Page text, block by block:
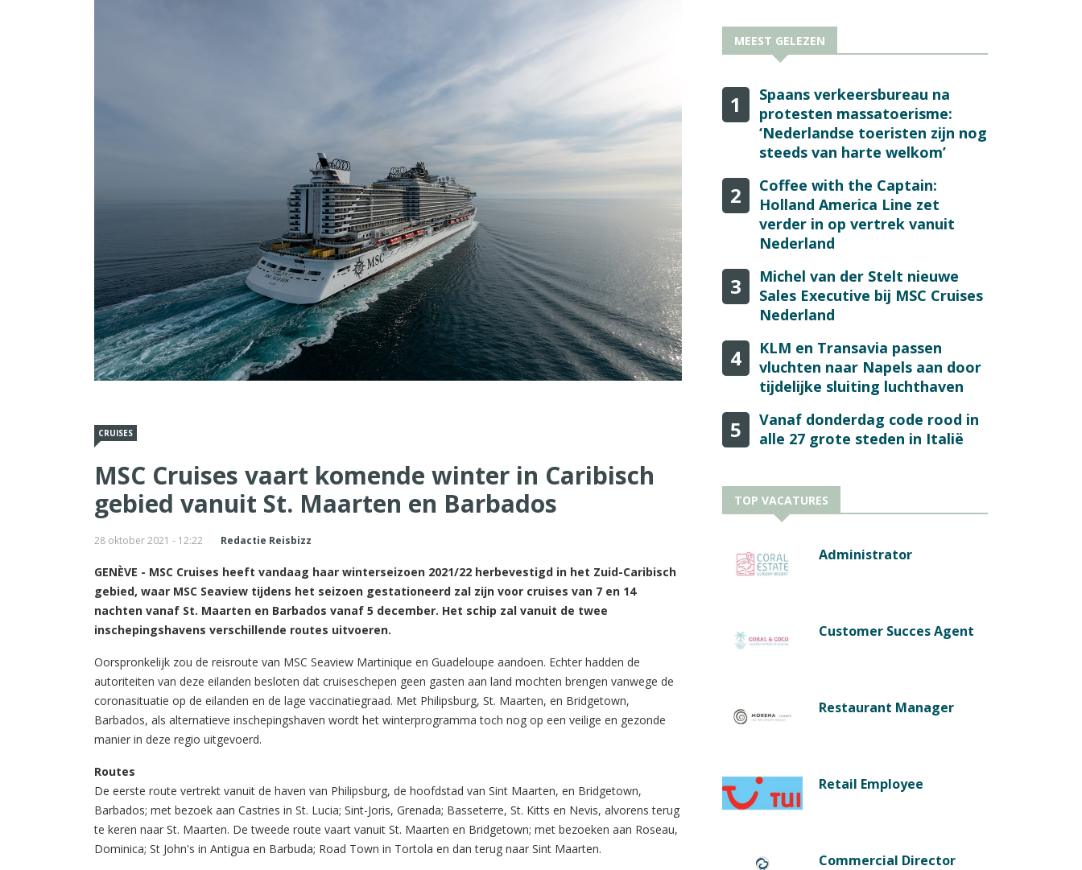
CRUISES
MSC Cruises vaart komende winter in Caribisch
gebied vanuit St. Maarten en Barbados
28 oktober 2021 - 12:22 Redactie Reisbizz
GENÈVE - MSC Cruises heeft vandaag haar winterseizoen 2021/22 herbevestigd in het Zuid-Caribisch
gebied, waar MSC Seaview tijdens het seizoen gestationeerd zal zijn voor cruises van 7 en 14
nachten vanaf St. Maarten en Barbados vanaf 5 december. Het schip zal vanuit de twee
inschepingshavens verschillende routes uitvoeren.
Oorspronkelijk zou de reisroute van MSC Seaview Martinique en Guadeloupe aandoen. Echter hadden de
autoriteiten van deze eilanden besloten dat cruiseschepen geen gasten aan land mochten brengen vanwege de
coronasituatie op de eilanden en de lage vaccinatiegraad. Met Philipsburg, St. Maarten, en Bridgetown,
Barbados, als alternatieve inschepingshaven wordt het winterprogramma toch nog op een veilige en gezonde
manier in deze regio uitgevoerd.
Routes
De eerste route vertrekt vanuit de haven van Philipsburg, de hoofdstad van Sint Maarten, en Bridgetown,
Barbados; met bezoek aan Castries in St. Lucia; Sint-Joris, Grenada; Basseterre, St. Kitts en Nevis, alvorens terug
te keren naar St. Maarten. De tweede route vaart vanuit St. Maarten en Bridgetown; met bezoeken aan Roseau,
Dominica; St John's in Antigua en Barbuda; Road Town in Tortola en dan terug naar Sint Maarten.
MEEST GELEZEN
1
Spaans verkeersbureau na
protesten massatoerisme:
‘Nederlandse toeristen zijn nog
steeds van harte welkom’
2
Coffee with the Captain:
Holland America Line zet
verder in op vertrek vanuit
Nederland
3
Michel van der Stelt nieuwe
Sales Executive bij MSC Cruises
Nederland
4
KLM en Transavia passen
vluchten naar Napels aan door
tijdelijke sluiting luchthaven
5
Vanaf donderdag code rood in
alle 27 grote steden in Italië
TOP VACATURES
Administrator
Customer Succes Agent
Restaurant Manager
Retail Employee
Commercial Director